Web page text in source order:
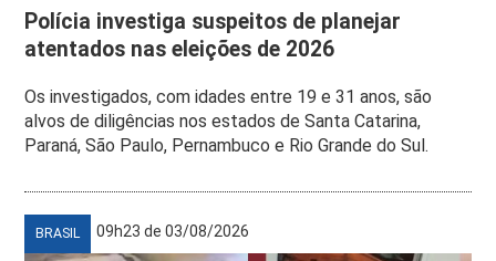
Polícia investiga suspeitos de planejar
atentados nas eleições de 2026
Os investigados, com idades entre 19 e 31 anos, são
alvos de diligências nos estados de Santa Catarina,
Paraná, São Paulo, Pernambuco e Rio Grande do Sul.
BRASIL 09h23 de 03/08/2026